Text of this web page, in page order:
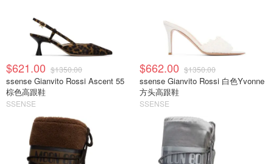
$621.00 $1350.00
ssense Gianvito Rossi Ascent 55
棕色高跟鞋
SSENSE
$662.00 $1350.00
ssense Gianvito Rossi 白色Yvonne
方头高跟鞋
SSENSE